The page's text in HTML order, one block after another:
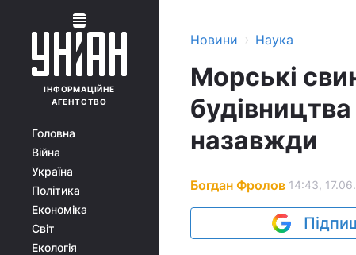
ІНФОРМАЦІЙНЕ
АГЕНТСТВО
Головна
Війна
Україна
Політика
Економіка
Світ
Екологія
Новини › Наука
Морські
назавжди
Богдан Фролов 14:43,